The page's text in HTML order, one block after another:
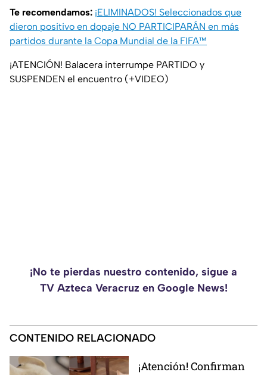
Te recomendamos: ¡ELIMINADOS! Seleccionados que
dieron positivo en dopaje NO PARTICIPARÁN en más
partidos durante la Copa Mundial de la FIFA™
¡ATENCIÓN! Balacera interrumpe PARTIDO y
SUSPENDEN el encuentro (+VIDEO)
¡No te pierdas nuestro contenido, sigue a
TV Azteca Veracruz en Google News!
CONTENIDO RELACIONADO
¡Atención! Confirman